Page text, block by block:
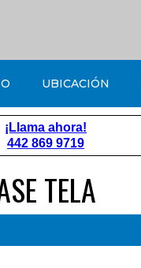
UBICACIÓN
¡Llama ahora!
442 869 9719
TELA